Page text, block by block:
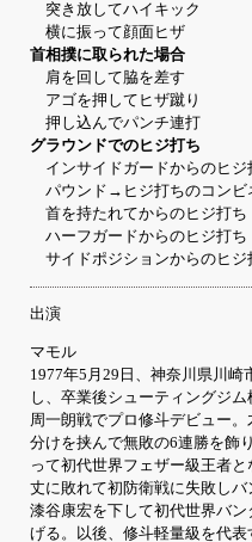
突き放してハイキック
横に振って顔面ヒザ
首相撲に取られた場合
肩を回して脇を差す
アゴを押してヒザ蹴り
押し込んでパンチ連打
グラウンドでのヒジ打ち
インサイドガードからのヒジ
パウンド→ヒジ打ちのコンビ
首を持たれてからのヒジ打ち
ハーフガードからのヒジ打ち
サイドポジションからのヒジ
出演
マモル
1977年5月29日、神奈川県川
し、卒業後シューティングジ
周一朗戦でプロ修斗デビュー
分けを挟んで無敗の6連勝を飾
って初代世界フェザー級王者
丈に敗れて初防衛戦に失敗しバ
漆谷康宏を下して初代世界バ
げる。以後、修斗軽量級を代